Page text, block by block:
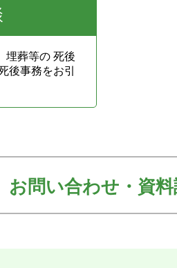
埋葬等の 死後
後事務をお引
お問い合わせ・資